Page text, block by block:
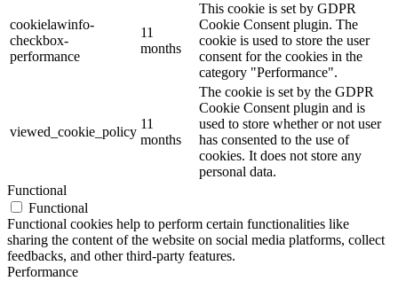
cookielawinfo-
checkbox-
performance
11
months
This cookie is set by GDPR
Cookie Consent plugin. The
cookie is used to store the user
consent for the cookies in the
category "Performance".
viewed_cookie_policy
11
months
The cookie is set by the GDPR
Cookie Consent plugin and is
used to store whether or not user
has consented to the use of
cookies. It does not store any
personal data.
Functional
Functional
Functional cookies help to perform certain functionalities like
sharing the content of the website on social media platforms, collect
feedbacks, and other third-party features.
Performance